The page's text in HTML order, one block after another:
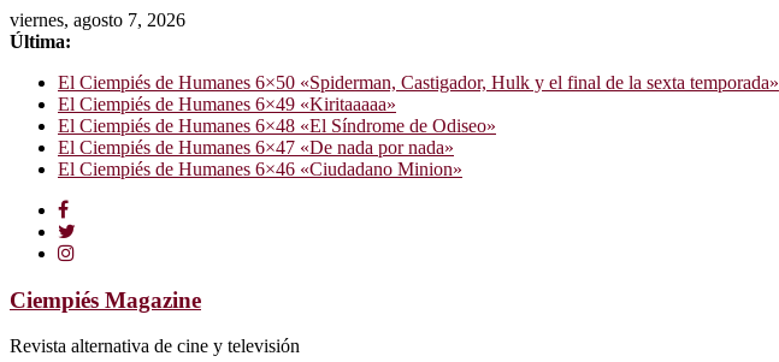
viernes, agosto 7, 2026
Última:
El Ciempiés de Humanes 6×50 «Spiderman, Castigador, Hulk y el final de la sexta temporada»
El Ciempiés de Humanes 6×49 «Kiritaaaaa»
El Ciempiés de Humanes 6×48 «El Síndrome de Odiseo»
El Ciempiés de Humanes 6×47 «De nada por nada»
El Ciempiés de Humanes 6×46 «Ciudadano Minion»
Ciempiés Magazine
Revista alternativa de cine y televisión